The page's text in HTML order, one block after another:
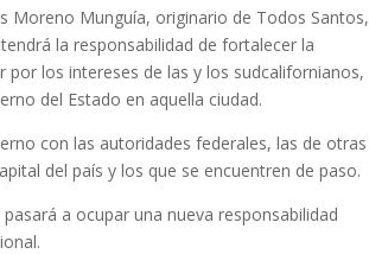
Moreno Munguía, originario de Todos Santos,
la responsabilidad de fortalecer la
los intereses de las y los sudcalifornianos,
del Estado en aquella ciudad.
con las autoridades federales, las de otras
del país y los que se encuentren de paso.
a ocupar una nueva responsabilidad